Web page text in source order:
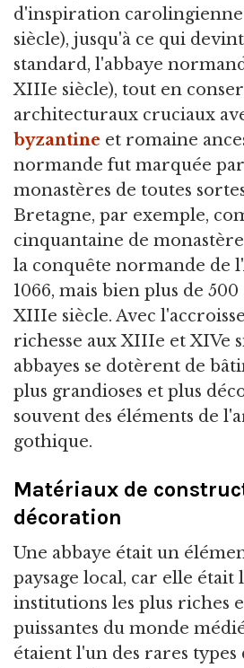
d'inspiration carolingienne
siècle), jusqu'à ce qui
standard, l'abbaye
XIIIe siècle), tout en
architecturaux cruciaux
byzantine et romaine
normande fut marquée par
monastères de toutes
Bretagne, par exemple,
cinquantaine de
la conquête normande de
1066, mais bien plus de
XIIIe siècle. Avec
richesse aux XIIIe et XIVe
abbayes se dotèrent de
plus grandioses et plus
souvent des éléments de
gothique.
Matériaux de
décoration
Une abbaye était un
paysage local, car elle était
institutions les plus riches
puissantes du monde
étaient l'un des rares types